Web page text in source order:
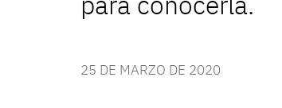
25 DE MARZO DE 2020